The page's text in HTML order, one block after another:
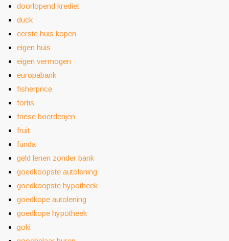
doorlopend krediet
duck
eerste huis kopen
eigen huis
eigen vermogen
europabank
fisherprice
fortis
friese boerderijen
fruit
funda
geld lenen zonder bank
goedkoopste autolening
goedkoopste hypotheek
goedkope autolening
goedkope hypotheek
goki